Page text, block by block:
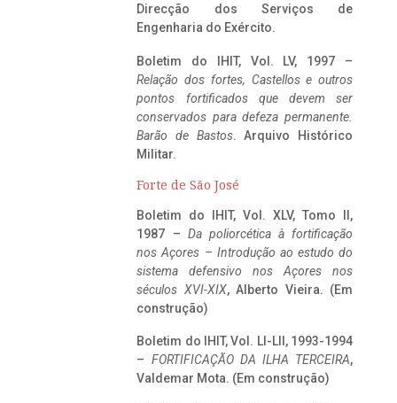
Direcção dos Serviços de
Engenharia do Exército.
Boletim do IHIT, Vol. LV, 1997 –
Relação dos fortes, Castellos e outros
pontos fortificados que devem ser
conservados para defeza permanente.
Barão de Bastos. Arquivo Histórico
Militar.
Forte de São José
Boletim do IHIT, Vol. XLV, Tomo II,
1987 – Da poliorcética à fortificação
nos Açores – Introdução ao estudo do
sistema defensivo nos Açores nos
séculos XVI-XIX, Alberto Vieira. (Em
construção)
Boletim do IHIT, Vol. LI-LII, 1993-1994
– FORTIFICAÇÃO DA ILHA TERCEIRA,
Valdemar Mota. (Em construção)